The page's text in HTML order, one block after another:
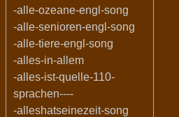
-alle-ozeane-engl-song
-alle-senioren-engl-song
-alle-tiere-engl-song
-alles-in-allem
-alles-ist-quelle-110-
sprachen----
-alleshatseinezeit-song